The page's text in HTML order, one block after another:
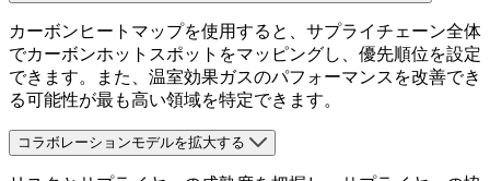
カーボンヒートマップを使用すると、サプライチェーン全体
でカーボンホットスポットをマッピングし、優先順位を設定
できます。また、温室効果ガスのパフォーマンスを改善でき
る可能性が最も高い領域を特定できます。
コラボレーションモデルを拡大する